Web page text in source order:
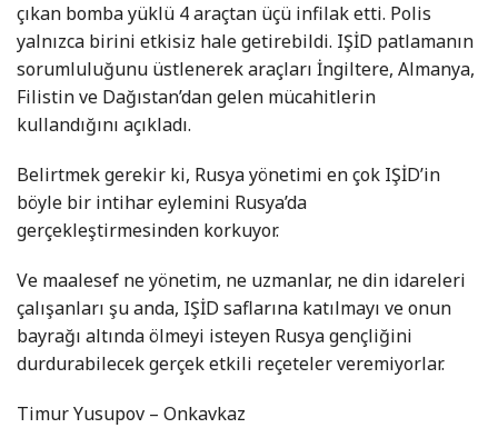
çıkan bomba yüklü 4 araçtan üçü infilak etti. Polis
yalnızca birini etkisiz hale getirebildi. IŞİD patlamanın
sorumluluğunu üstlenerek araçları İngiltere, Almanya,
Filistin ve Dağıstan’dan gelen mücahitlerin
kullandığını açıkladı.
Belirtmek gerekir ki, Rusya yönetimi en çok IŞİD’in
böyle bir intihar eylemini Rusya’da
gerçekleştirmesinden korkuyor.
Ve maalesef ne yönetim, ne uzmanlar, ne din idareleri
çalışanları şu anda, IŞİD saflarına katılmayı ve onun
bayrağı altında ölmeyi isteyen Rusya gençliğini
durdurabilecek gerçek etkili reçeteler veremiyorlar.
Timur Yusupov – Onkavkaz